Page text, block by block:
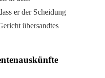
er der Scheidung
übersandtes